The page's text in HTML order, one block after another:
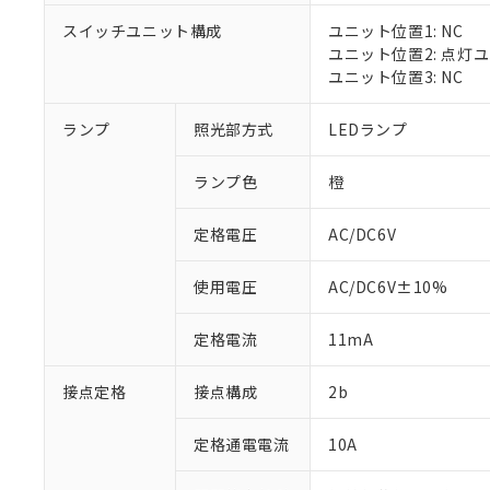
スイッチユニット構成
ユニット位置1: NC
ユニット位置2: 点灯
ユニット位置3: NC
ランプ 照光部方式 LEDランプ
ランプ色 橙
定格電圧 AC/DC6V
使用電圧 AC/DC6V±10%
定格電流 11mA
接点定格 接点構成 2b
定格通電電流 10A
ご利用条件
以下の条件をお読
当社制御機
在庫状況お
のであり、
い。
当社販売員
ている必要
対応予定：EU
対応予定なし：
調査・確認中：
非該当品：ライセ
仕入先様の事情に
があります。
六価クロム(Cr(Ⅵ))
ル（DBP） 1000ppm
但し、RoHS指令で産業
フタル酸エステル類の
※2 対応予定月
※1 中国
「－」：未確認で
*中国RoHS10物質の基
Pb(鉛) :1000ppm、 Hg(
Cr(Ⅵ)(六価クロム) :
DBP(フタル酸ジブチル
「ｅ」：有害物質
う）を輸出
などの必要な
ます。
当社は貴社
当社は、貴
記
号
○ 一定数
△ 一定数
－
在庫な